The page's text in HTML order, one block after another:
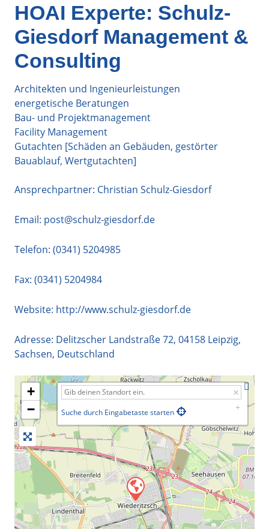
HOAI Experte: Schulz-
Giesdorf Management &
Consulting
Architekten und Ingenieurleistungen
energetische Beratungen
Bau- und Projektmanagement
Facility Management
Gutachten [Schäden an Gebäuden, gestörter
Bauablauf, Wertgutachten]
Ansprechpartner: Christian Schulz-Giesdorf
Email: post@schulz-giesdorf.de
Telefon: (0341) 5204985
Fax: (0341) 5204984
Website: http://www.schulz-giesdorf.de
Adresse: Delitzscher Landstraße 72, 04158 Leipzig,
Sachsen, Deutschland
+
−
Suche durch Eingabetaste starten